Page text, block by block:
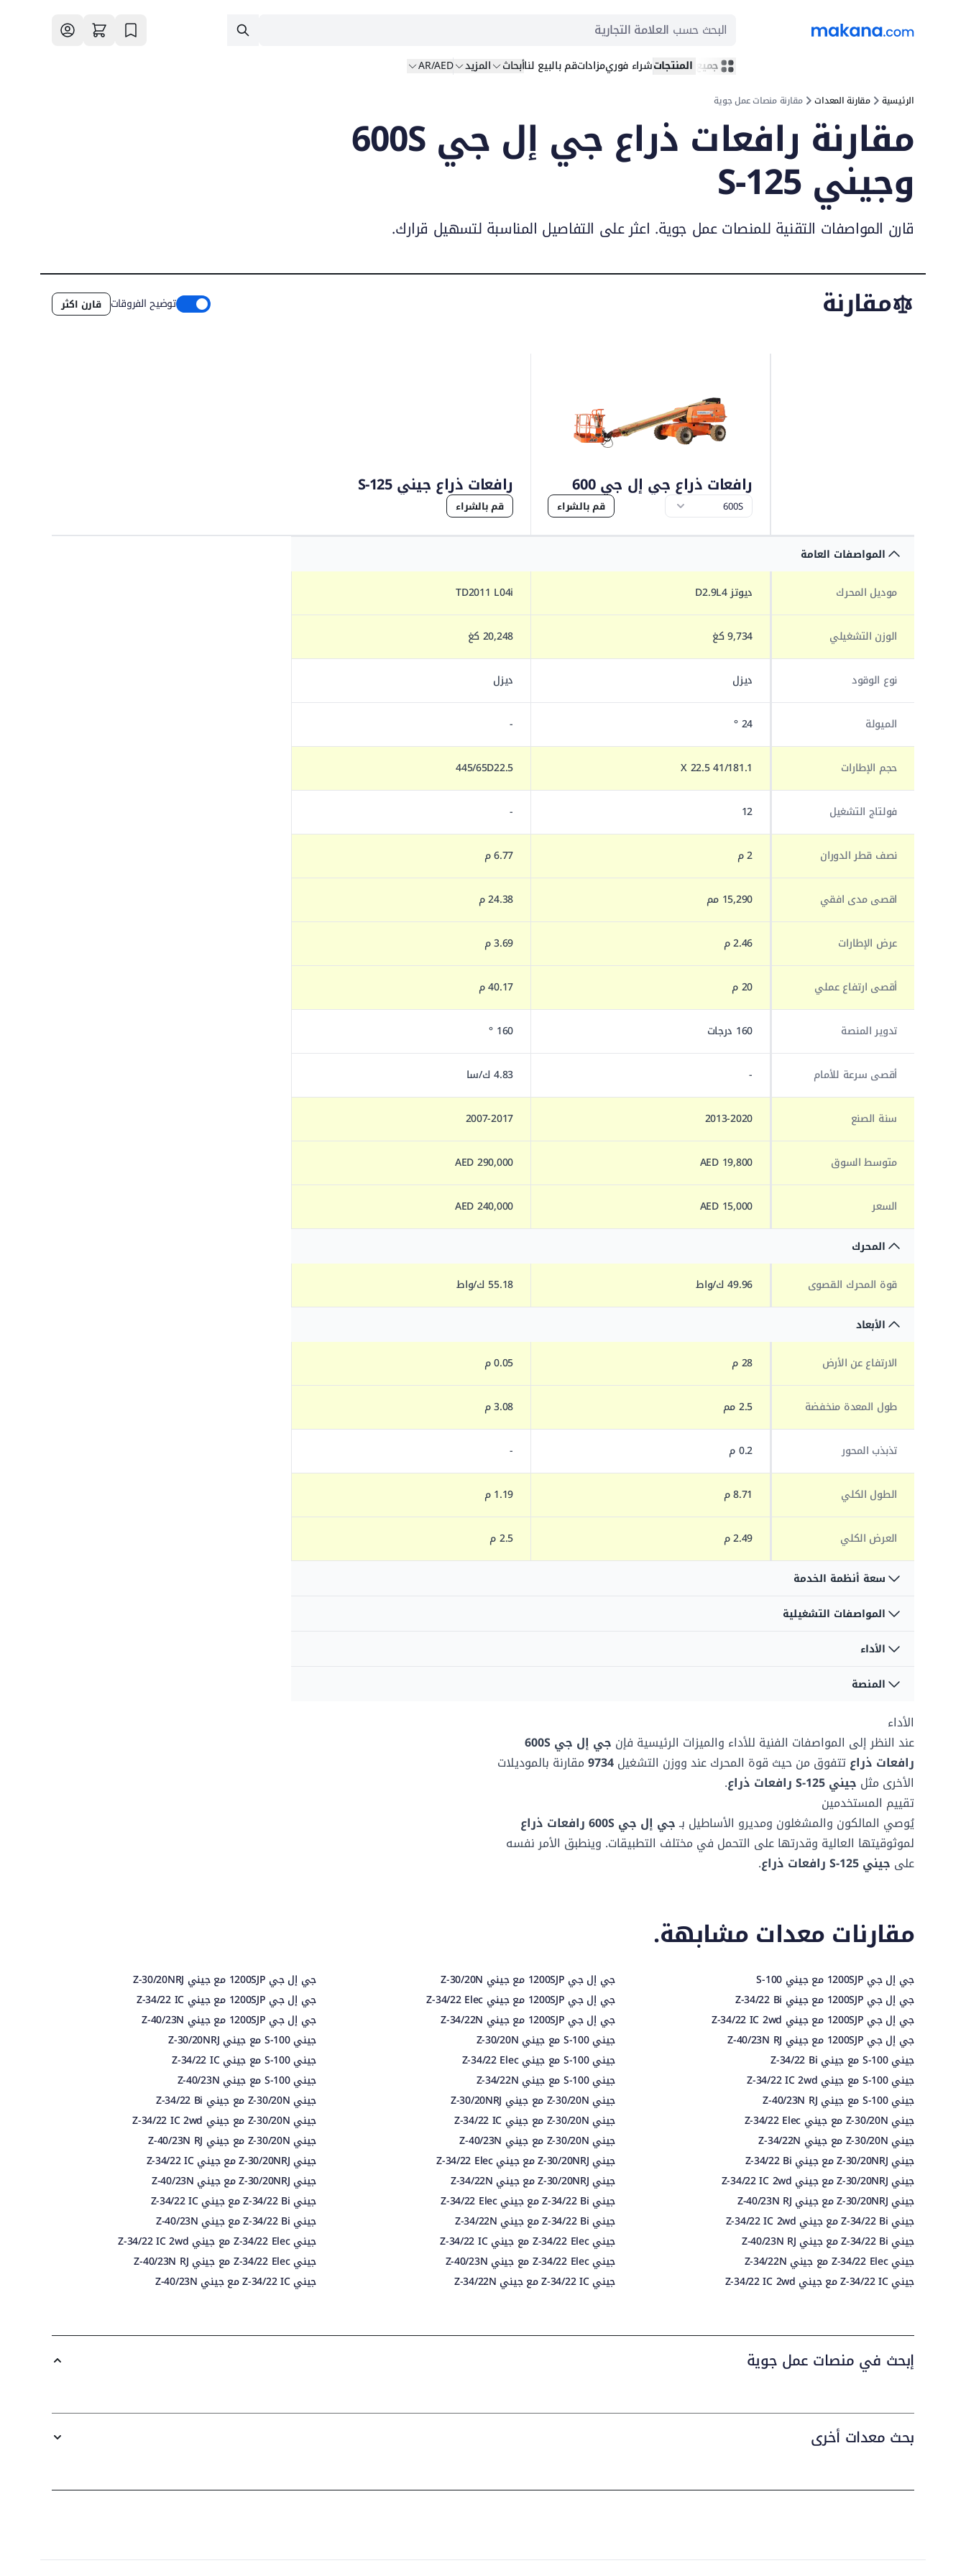
البحث حسب العلامة التجارية
جميع المنتجاتشراء فوريمزاداتقم بالبيع لناأبحاث المزيد AR/AED
الرئيسية مقارنة المعدات مقارنة منصات عمل جوية
مقارنة رافعات ذراع جي إل جي 600S
وجيني S-125
قارن المواصفات التقنية للمنصات عمل جوية. اعثر على التفاصيل المناسبة لتسهيل قرارك.
مقارنة توضيح الفروقات قارن اكثر
رافعات ذراع جي إل جي 600
قم بالشراء
رافعات ذراع جيني S-125
قم بالشراء
المواصفات العامة
موديل المحرك
ديوتز D2.9L4 TD2011 L04i
الوزن التشغيلي 9,734 كغ 20,248 كغ
نوع الوقود ديزل ديزل
الميولة 24 °
-
حجم الإطارات 41/181.1 X 22.5
445/65D22.5
فولتاج التشغيل 12
-
نصف قطر الدوران 2 م 6.77 م
اقصى مدى افقي 15,290 مم 24.38 م
عرض الإطارات 2.46 م 3.69 م
أقصى ارتفاع عملي 20 م 40.17 م
تدوير المنصة 160 درجات 160 °
أقصى سرعة للأمام - 4.83 ك/سا
سنة الصنع 2013-2020
2007-2017
متوسط السوق 19,800 AED
290,000 AED
السعر 15,000 AED
240,000 AED
المحرك
قوة المحرك القصوى
49.96 ك/واط 55.18 ك/واط
الأبعاد
الارتفاع عن الأرض
28 م 0.05 م
طول المعدة منخفضة 2.5 مم 3.08 م
تذبذب المحور 0.2 م -
الطول الكلي 8.71 م 1.19 م
العرض الكلي 2.49 م 2.5 م
سعة أنظمة الخدمة
سعة الوقود
المواصفات التشغيلية
التأرجح
نوع الاطارات مملوءة بالرغوة
الأداء
سعة المنصة - غير مقيد
سرعة القيادة - المنصة
منخفضة 6.8 ك/سا
المنصة
بعد المنصة أ
بعد المنصة ب 2.44 م 244.09 سم
الأداء
عند النظر إلى المواصفات الفنية للأداء والميزات الرئيسية فإن
جي إل جي 600S
رافعات ذراعتتفوق من حيث قوة المحرك عندووزن التشغيل9734مقارنة بالموديلات
الأخرى مثل جيني S-125 رافعات ذراع
.
تقييم المستخدمين
يُوصي المالكون والمشغلون ومديرو الأساطيل بـجي إل جي 600S رافعات ذراع
لموثوقيتها العالية وقدرتها على التحمل في مختلف التطبيقات. وينطبق الأمر نفسه
على جيني S-125 رافعات ذراع .
مقارنات معدات مشابهة.
جي إل جي 1200SJP مع جيني S-100 جي إل جي 1200SJP مع جيني Z-30/20N
جي إل جي 1200SJP مع جيني Z-30/20NRJ
جي إل جي 1200SJP مع جيني Z-34/22 Bi
جي إل جي 1200SJP مع جيني Z-34/22 Elec
جي إل جي 1200SJP مع جيني Z-34/22 IC
جي إل جي 1200SJP مع جيني Z-34/22 IC 2wd
جي إل جي 1200SJP مع جيني Z-34/22N
جي إل جي 1200SJP مع جيني Z-40/23N
جي إل جي 1200SJP مع جيني Z-40/23N RJ
جيني S-100 مع جيني Z-30/20N
جيني S-100 مع جيني Z-30/20NRJ
جيني S-100 مع جيني Z-34/22 Bi
جيني S-100 مع جيني Z-34/22 Elec
جيني S-100 مع جيني Z-34/22 IC
جيني S-100 مع جيني Z-34/22 IC 2wd
جيني S-100 مع جيني Z-34/22N
جيني S-100 مع جيني Z-40/23N
جيني S-100 مع جيني Z-40/23N RJ
جيني Z-30/20N مع جيني Z-30/20NRJ
جيني Z-30/20N مع جيني Z-34/22 Bi
جيني Z-30/20N مع جيني Z-34/22 Elec
جيني Z-30/20N مع جيني Z-34/22 IC
جيني Z-30/20N مع جيني Z-34/22 IC 2wd
جيني Z-30/20N مع جيني Z-34/22N
جيني Z-30/20N مع جيني Z-40/23N
جيني Z-30/20N مع جيني Z-40/23N RJ
جيني Z-30/20NRJ مع جيني Z-34/22 Bi
جيني Z-30/20NRJ مع جيني Z-34/22 Elec
جيني Z-30/20NRJ مع جيني Z-34/22 IC
جيني Z-30/20NRJ مع جيني Z-34/22 IC 2wd
جيني Z-30/20NRJ مع جيني Z-34/22N
جيني Z-30/20NRJ مع جيني Z-40/23N
جيني Z-30/20NRJ مع جيني Z-40/23N RJ
جيني Z-34/22 Bi مع جيني Z-34/22 Elec
جيني Z-34/22 Bi مع جيني Z-34/22 IC
جيني Z-34/22 Bi مع جيني Z-34/22 IC 2wd
جيني Z-34/22 Bi مع جيني Z-34/22N
جيني Z-34/22 Bi مع جيني Z-40/23N
جيني Z-34/22 Bi مع جيني Z-40/23N RJ
جيني Z-34/22 Elec مع جيني Z-34/22 IC
جيني Z-34/22 Elec مع جيني Z-34/22 IC 2wd
جيني Z-34/22 Elec مع جيني Z-34/22N
جيني Z-34/22 Elec مع جيني Z-40/23N
جيني Z-34/22 Elec مع جيني Z-40/23N RJ
جيني Z-34/22 IC مع جيني Z-34/22 IC 2wd
جيني Z-34/22 IC مع جيني Z-34/22N جيني Z-34/22 IC مع جيني Z-40/23N
إبحث في منصات عمل جوية
بحث معدات أخرى